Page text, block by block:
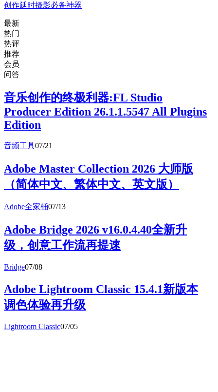
创作延时摄影必备神器
最新
热门
热评
推荐
会员
问答
音乐创作的终极利器:FL Studio
Producer Edition 26.1.1.5547 All Plugins
Edition
音频工具07/21
Adobe Master Collection 2026 大师版
（简体中文、繁体中文、英文版）
Adobe全家桶07/13
Adobe Bridge 2026 v16.0.4.40全新升
级，创意工作流再提速
Bridge07/08
Adobe Lightroom Classic 15.4.1新版本
调色体验再升级
Lightroom Classic07/05